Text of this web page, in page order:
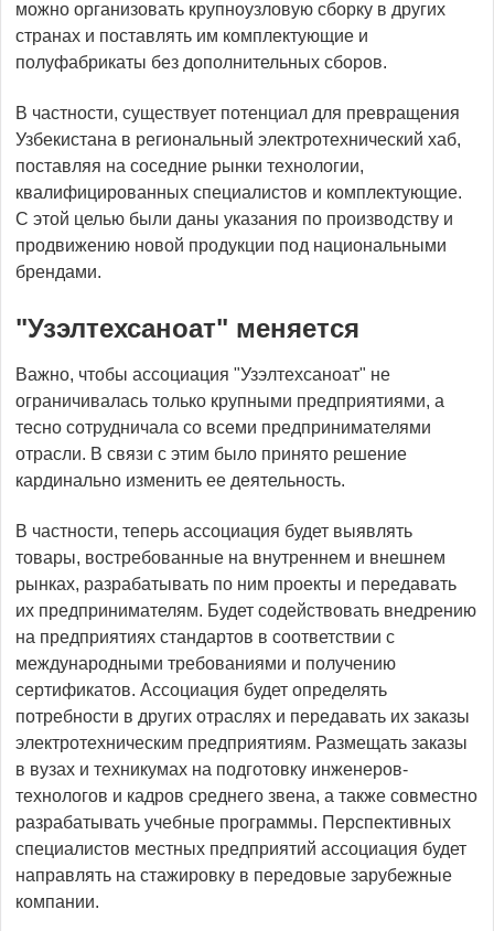
можно организовать крупноузловую сборку в других
странах и поставлять им комплектующие и
полуфабрикаты без дополнительных сборов.
В частности, существует потенциал для превращения
Узбекистана в региональный электротехнический хаб,
поставляя на соседние рынки технологии,
квалифицированных специалистов и комплектующие.
С этой целью были даны указания по производству и
продвижению новой продукции под национальными
брендами.
"Узэлтехсаноат" меняется
Важно, чтобы ассоциация "Узэлтехсаноат" не
ограничивалась только крупными предприятиями, а
тесно сотрудничала со всеми предпринимателями
отрасли. В связи с этим было принято решение
кардинально изменить ее деятельность.
В частности, теперь ассоциация будет выявлять
товары, востребованные на внутреннем и внешнем
рынках, разрабатывать по ним проекты и передавать
их предпринимателям. Будет содействовать внедрению
на предприятиях стандартов в соответствии с
международными требованиями и получению
сертификатов. Ассоциация будет определять
потребности в других отраслях и передавать их заказы
электротехническим предприятиям. Размещать заказы
в вузах и техникумах на подготовку инженеров-
технологов и кадров среднего звена, а также совместно
разрабатывать учебные программы. Перспективных
специалистов местных предприятий ассоциация будет
направлять на стажировку в передовые зарубежные
компании.